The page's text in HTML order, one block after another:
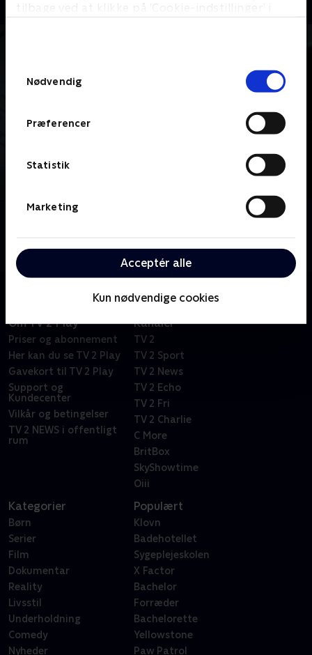
tilbage ved at klikke på ’Cookie-indstillinger’ i
Nødvendig
Præferencer
Statistik
Marketing
Acceptér alle
Kun nødvendige cookies
fra ind- og udland.
Om TV 2 Play
Priser og abonnement
Her kan du se TV 2 Play
Gavekort til TV 2 Play
Support og
Kundecenter
Vilkår og betingelser
TV 2 NEWS i offentligt
rum
Kanaler
TV 2
TV 2 Sport
TV 2 News
TV 2 Echo
TV 2 Fri
TV 2 Charlie
C More
BritBox
SkyShowtime
Oiii
Kategorier
Børn
Serier
Film
Dokumentar
Reality
Livsstil
Underholdning
Comedy
Nyheder
Populært
Klovn
Badehotellet
Sygeplejeskolen
X Factor
Bachelor
Forræder
Bachelorette
Yellowstone
Paw Patrol